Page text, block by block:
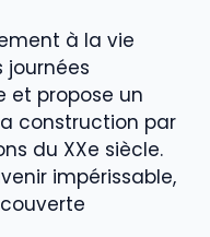
à la vie
journées
et propose un
construction par
du XXe siècle.
impérissable,